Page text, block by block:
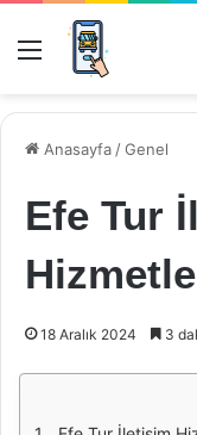
Menü
Anasayfa /Genel
Efe Tur
18 Aralık 2024 3